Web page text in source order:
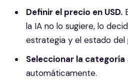
Definir el precio en USD.
la IA no lo sugiere, lo
estrategia y el estado del
Seleccionar la categoría
automáticamente.